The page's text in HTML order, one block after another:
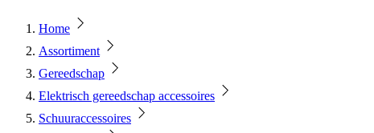
Home
Assortiment
Gereedschap
Elektrisch gereedschap accessoires
Schuuraccessoires